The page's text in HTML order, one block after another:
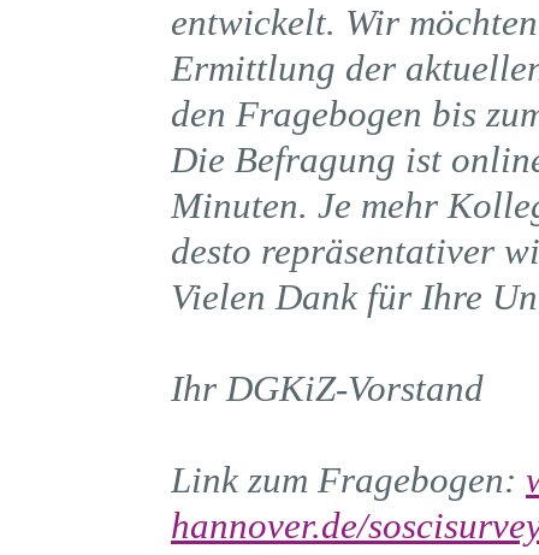
entwickelt. Wir
Ermittlung der
den Fragebogen bis
Die Befragung ist
Minuten. Je mehr
desto repräsentativer
Vielen Dank für Ihre
Ihr DGKiZ-Vorstand
Link zum Fragebogen:
hannover.de/